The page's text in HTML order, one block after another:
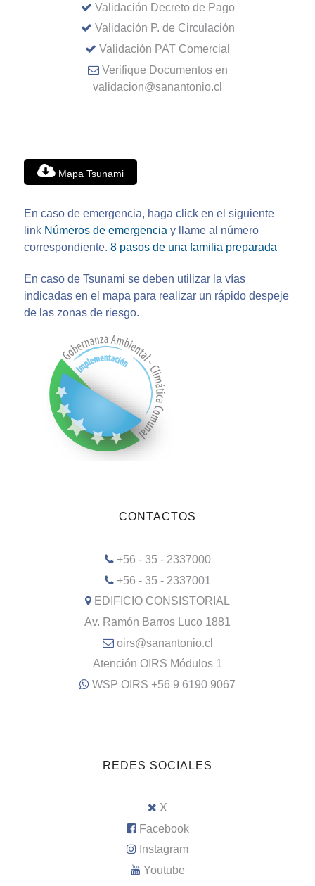
Validación Decreto de Pago
Validación P. de Circulación
Validación PAT Comercial
Verifique Documentos en
validacion@sanantonio.cl
Mapa Tsunami
En caso de emergencia, haga click en el siguiente
link Números de emergencia y llame al número
correspondiente. 8 pasos de una familia preparada
En caso de Tsunami se deben utilizar la vías
indicadas en el mapa para realizar un rápido despeje
de las zonas de riesgo.
CONTACTOS
+56 - 35 - 2337000
+56 - 35 - 2337001
EDIFICIO CONSISTORIAL
Av. Ramón Barros Luco 1881
oirs@sanantonio.cl
Atención OIRS Módulos 1
WSP OIRS +56 9 6190 9067
REDES SOCIALES
X
Facebook
Instagram
Youtube